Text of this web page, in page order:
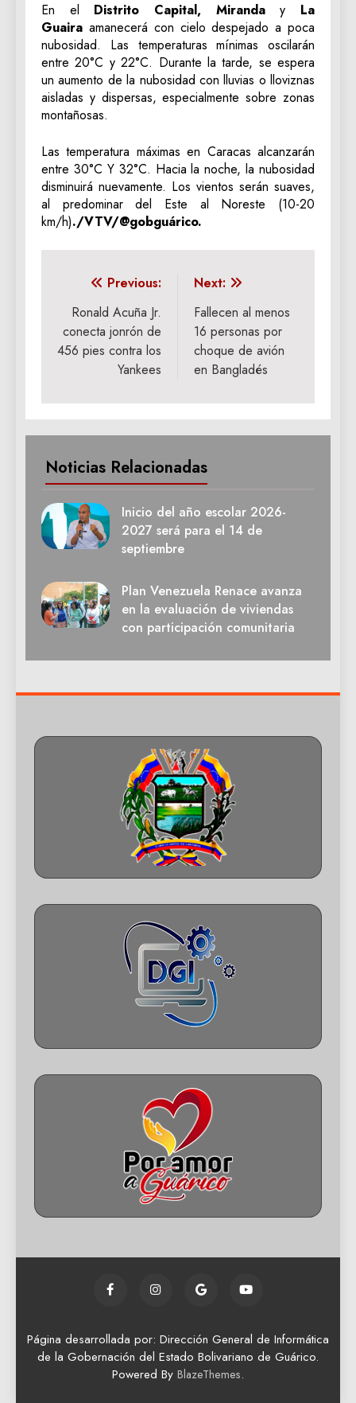
En el Distrito Capital, Miranday La
Guaira amanecerá con cielo despejado a poca
nubosidad. Las temperaturas mínimas oscilarán
entre 20°C y 22°C. Durante la tarde, se espera
un aumento de la nubosidad con lluvias o lloviznas
aisladas y dispersas, especialmente sobre zonas
montañosas.
Las temperatura máximas en Caracas alcanzarán
entre 30°C Y 32°C. Hacia la noche, la nubosidad
disminuirá nuevamente. Los vientos serán suaves,
al predominar del Este al Noreste (10-20
km/h)./VTV/@gobguárico.
Navegación
de
entradas
Previous:
Ronald Acuña Jr.
conecta jonrón de
456 pies contra los
Yankees
Next:
Fallecen al menos
16 personas por
choque de avión
en Bangladés
Noticias Relacionadas
Inicio del año escolar 2026-
2027 será para el 14 de
septiembre
Plan Venezuela Renace avanza
en la evaluación de viviendas
con participación comunitaria
Página desarrollada por: Dirección General de Informática
de la Gobernación del Estado Bolivariano de Guárico.
Powered By BlazeThemes.